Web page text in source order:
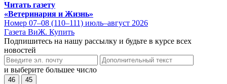
Читать газету
«Ветеринария и Жизнь»
Номер 07–08 (110–111) июль–август 2026
Газета ВиЖ. Купить
Подпишитесь на нашу рассылку и будьте в курсе всех
новостей
и выберите большее число
46 45